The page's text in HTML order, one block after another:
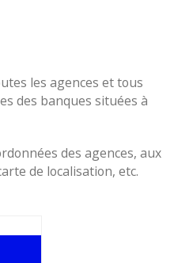
les agences et tous
des banques situées à
des agences, aux
de localisation, etc.